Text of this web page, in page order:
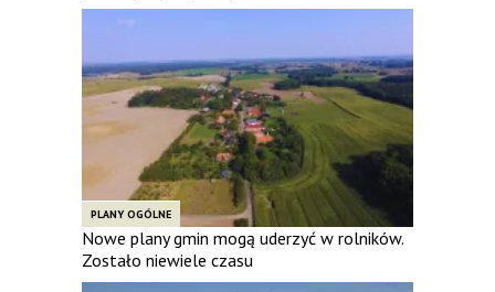
PLANY OGÓLNE
Nowe plany gmin mogą uderzyć w rolników.
Zostało niewiele czasu